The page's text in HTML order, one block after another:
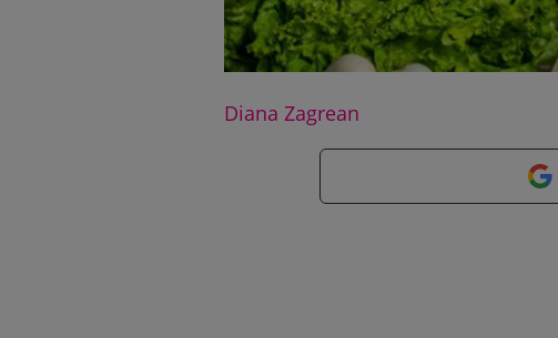
Diana Zagrean